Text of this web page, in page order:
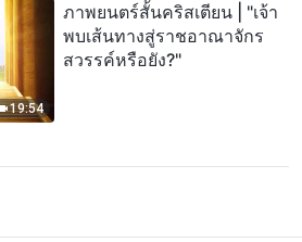
19:54
ภาพยนตร์สั้นคริสเตียน | "เจ้า
พบเส้นทางสู่ราชอาณาจักร
สวรรค์หรือยัง?"